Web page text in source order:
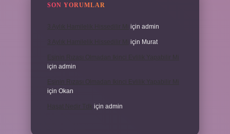
SON YORUMLAR
için admin
için Murat
için admin
için Okan
için admin